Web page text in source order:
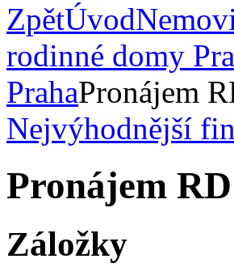
ZpětÚvod
rodinné domy
PrahaPronájem
Nejvýhodnější
Pronájem
Záložky